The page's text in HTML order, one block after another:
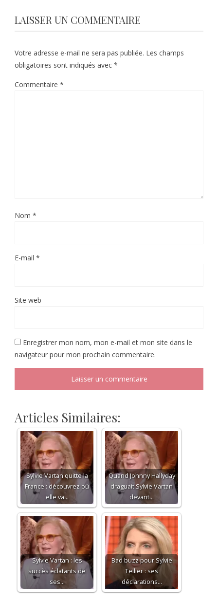
LAISSER UN COMMENTAIRE
Votre adresse e-mail ne sera pas publiée. Les champs
obligatoires sont indiqués avec *
Commentaire *
Nom *
E-mail *
Site web
Enregistrer mon nom, mon e-mail et mon site dans le
navigateur pour mon prochain commentaire.
Articles Similaires:
Sylvie Vartan quitte la
France : découvrez où
elle va...
Quand Johnny Hallyday
draguait Sylvie Vartan
devant…
Sylvie Vartan : les
succès éclatants de
ses…
Bad buzz pour Sylvie
Tellier : ses
déclarations…